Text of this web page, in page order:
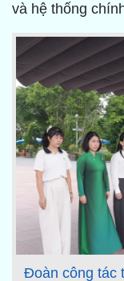
và hệ thống
Đoàn công tác